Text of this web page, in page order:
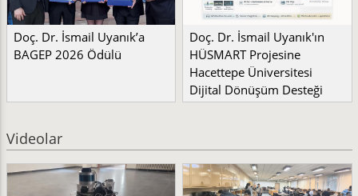
Doç. Dr. İsmail Uyanık’a
BAGEP 2026 Ödülü
Doç. Dr. İsmail Uyanık'ın
HÜSMART Projesine
Hacettepe Üniversitesi
Dijital Dönüşüm Desteği
Videolar